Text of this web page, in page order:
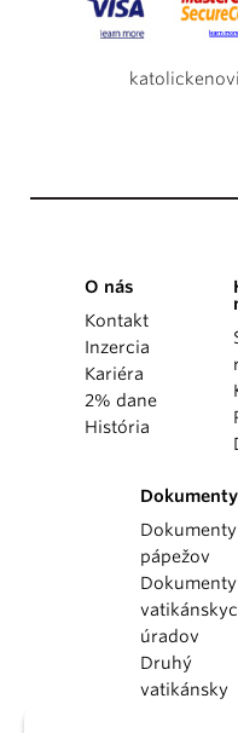
O nás
Kontakt
Inzercia
Kariéra
2% dane
História
Dokumenty
Dokumenty
pápežov
Dokumenty
úradov
Druhý
vatikánsky